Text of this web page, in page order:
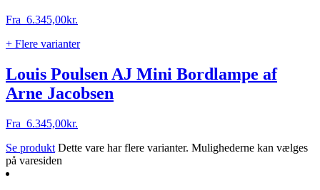
Fra 6.345,00kr.
+ Flere varianter
Louis Poulsen AJ Mini Bordlampe af
Arne Jacobsen
Fra 6.345,00kr.
Se produkt Dette vare har flere varianter. Mulighederne kan vælges
på varesiden